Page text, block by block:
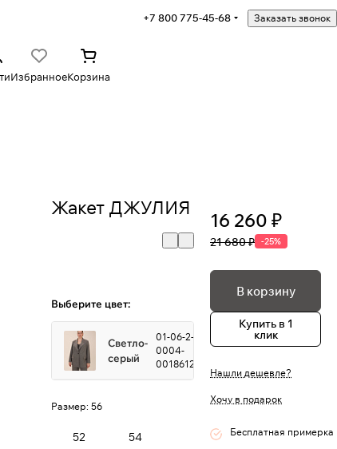
+7 800 775-45-68 Заказать звонок
ИзбранноеКорзина
Жакет ДЖУЛИЯ
Выберите цвет:
Светло-
серый
01-06-2-
0004-
0018612
Размер: 56
52 54
16 260 ₽
21 680 ₽ -25%
В корзину
Купить в 1
клик
Нашли дешевле?
Хочу в подарок
Бесплатная примерка